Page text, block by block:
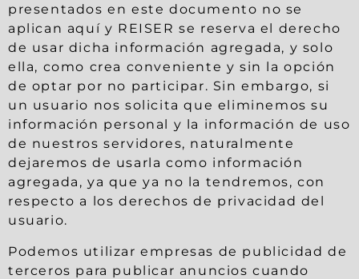
presentados en este documento no se
aplican aquí y REISER se reserva el derecho
de usar dicha información agregada, y solo
ella, como crea conveniente y sin la opción
de optar por no participar. Sin embargo, si
un usuario nos solicita que eliminemos su
información personal y la información de uso
de nuestros servidores, naturalmente
dejaremos de usarla como información
agregada, ya que ya no la tendremos, con
respecto a los derechos de privacidad del
usuario.
Podemos utilizar empresas de publicidad de
terceros para publicar anuncios cuando